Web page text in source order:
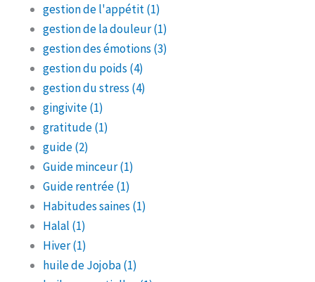
gestion de l'appétit(1)
gestion de la douleur(1)
gestion des émotions (3)
gestion du poids (4)
gestion du stress (4)
gingivite(1)
gratitude(1)
guide(2)
Guide minceur(1)
Guide rentrée(1)
Habitudes saines (1)
Halal (1)
Hiver(1)
huile de Jojoba(1)